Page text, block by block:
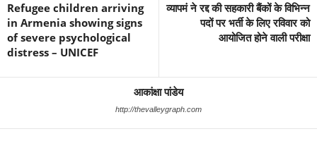
Refugee children arriving
in Armenia showing signs
of severe psychological
distress – UNICEF
व्यापमं ने रद्द की सहकारी बैंकों के विभिन्न
पदों पर भर्ती के लिए रविवार को
आयोजित होने वाली परीक्षा
आकांक्षा पांडेय
http://thevalleygraph.com